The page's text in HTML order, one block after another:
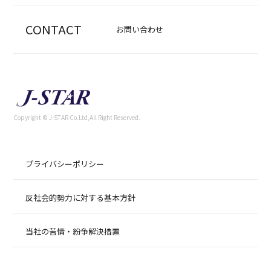
CONTACT お問い合わせ
Copyright © J-STAR Co.Ltd,All Right Reserved.
プライバシーポリシー
反社会的勢力に対する基本方針
当社の苦情・紛争解決措置